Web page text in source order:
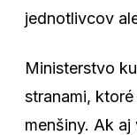
jednotlivcov
Ministerstvo
stranami,
menšiny. Ak